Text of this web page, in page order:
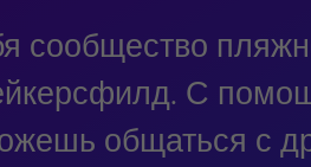
сообщество
С
общаться с